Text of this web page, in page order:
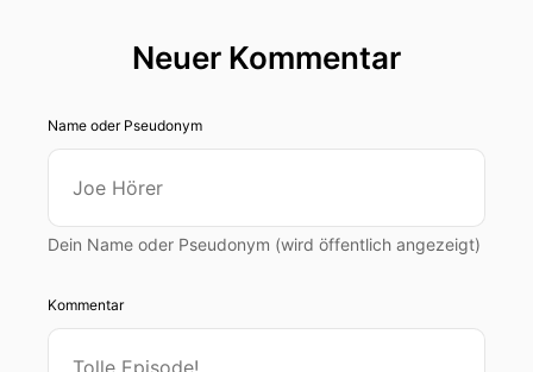
Neuer Kommentar
Name oder Pseudonym
Dein Name oder Pseudonym (wird öffentlich angezeigt)
Kommentar